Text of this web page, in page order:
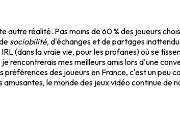
réalité. Pas moins de 60 % des joueurs
sociabilité, d'échanges et de partages
(dans la vraie vie, pour les profanes) où se
rencontrerais mes meilleurs amis lors d'une
des joueurs en France, c'est un peu
le monde des jeux vidéo continue de